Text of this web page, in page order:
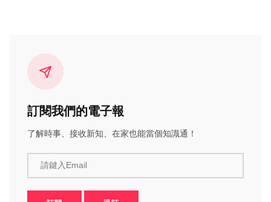
訂閱我們的電子報
了解時事、接收新知、在家也能當個知識通！
請鍵入Email